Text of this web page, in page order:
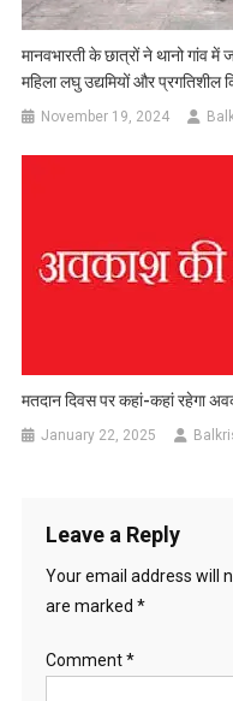
मानवभारती के छात्रों ने थानो गांव में
महिला लघु उद्यमियों और
November 19, 2024
मतदान दिवस पर कहां-कहां रहेगा
January 22, 2025
Leave a Reply
Your email address will
are marked *
Comment*